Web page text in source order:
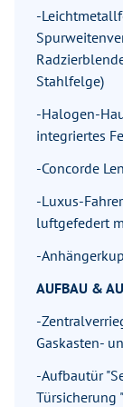
-
Stahlfelge)
-Halogen-
integriertes
-Concorde
-Luxus-
luftgefedert
-
AUFBAU &
-
Gaskasten-
-Aufbautür
Türsicherung